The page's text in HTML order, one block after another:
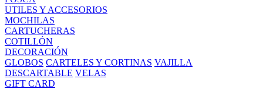
UTILES Y ACCESORIOS
MOCHILAS
CARTUCHERAS
COTILLÓN
DECORACIÓN
GLOBOS CARTELES Y CORTINAS VAJILLA
DESCARTABLE VELAS
GIFT CARD